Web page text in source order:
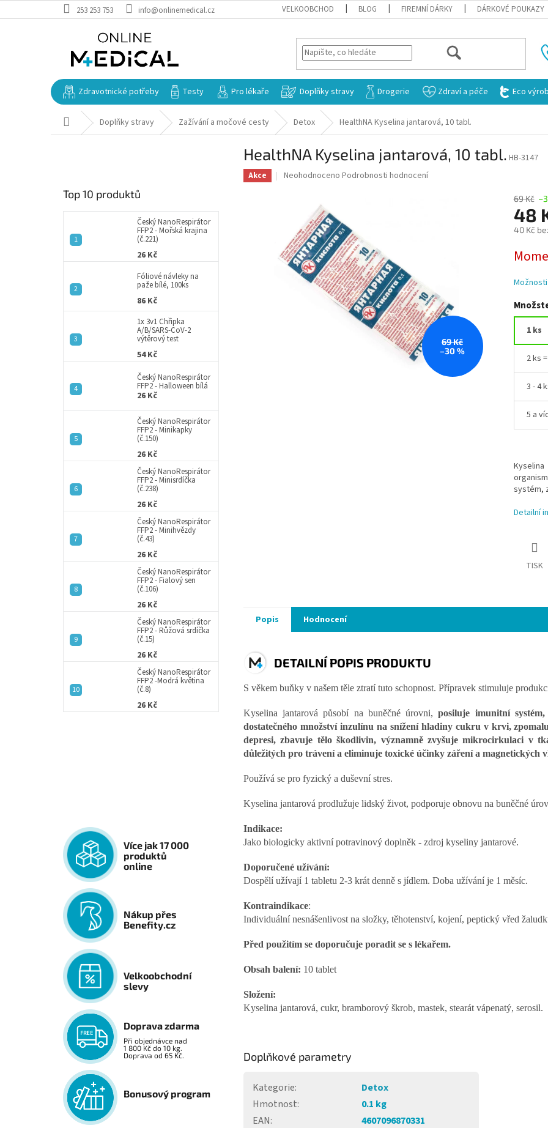
na
253 253 753 info@onlinemedical.cz VELKOOBCHOD BLOG FIREMNÍ DÁRKY DÁRKOVÉ POUKAZY
HLEDAT
Zdravotnické potřeby Testy Pro lékaře Doplňky stravy Drogerie Zdraví a péče Eco
Domů Doplňky stravy Zažívání a močové cesty Detox HealthNA Kyselina jantarová, 10 tabl.
Top 10 produktů
Český NanoRespirátor
FFP2 - Mořská krajina
(č.221)
26 Kč
Fóliové návleky na
paže bílé, 100ks
86 Kč
1x 3v1 Chřipka
A/B/SARS-CoV-2
výtěrový test
54 Kč
Český NanoRespirátor
FFP2 - Halloween bílá
26 Kč
Český NanoRespirátor
FFP2 - Minikapky
(č.150)
26 Kč
Český NanoRespirátor
FFP2 - Minisrdíčka
(č.238)
26 Kč
Český NanoRespirátor
FFP2 - Minihvězdy
(č.43)
26 Kč
Český NanoRespirátor
FFP2 - Fialový sen
(č.106)
26 Kč
Český NanoRespirátor
FFP2 - Růžová srdíčka
(č.15)
26 Kč
Český NanoRespirátor
FFP2 -Modrá květina
(č.8)
26 Kč
Více jak 17 000
produktů
online
Nákup přes
Benefity.cz
Velkoobchodní
slevy
Doprava zdarma
Při objednávce nad
1 800 Kč do 10 kg.
Doprava od 65 Kč.
Bonusový program
HealthNA Kyselina jantarová, 10 tabl. HB-3147
Akce
Průměrné
5
hvězdiček.
Neohodnoceno Podrobnosti hodnocení
69 Kč
–30 %
69 Kč
48
40 Kč
cena:
1 ks
2 ks
3 - 4
5 a
systém,
Detailní
TISK
Popis Hodnocení
DETAILNÍ POPIS PRODUKTU
S věkem buňky v našem těle ztratí tuto schopnost. Přípravek stimuluje
Kyselina jantarová působí na buněčné úrovni,posiluje imunitní
dostatečného množství inzulínu na snížení hladiny cukru v krvi,
depresi, zbavuje tělo škodlivin, významně zvyšuje mikrocirkulaci v
důležitých pro trávení a eliminuje toxické účinky záření a magnetických
Používá se pro fyzický a duševní stres.
Kyselina jantarová prodlužuje lidský život, podporuje obnovu na buněčné
Indikace:
Jako biologicky aktivní potravinový doplněk - zdroj kyseliny jantarové.
Doporučené užívání:
Dospělí užívají 1 tabletu 2-3 krát denně s jídlem. Doba užívání je 1 měsíc.
Kontraindikace:
Individuální nesnášenlivost na složky, těhotenství, kojení, peptický vřed
Před použitím se doporučuje poradit se s lékařem.
Obsah balení: 10 tablet
Složení:
Kyselina jantarová, cukr, bramborový škrob, mastek, stearát vápenatý, serosil.
Doplňkové parametry
Kategorie:
Detox
Hmotnost:
0.1 kg
EAN:
4607096870331